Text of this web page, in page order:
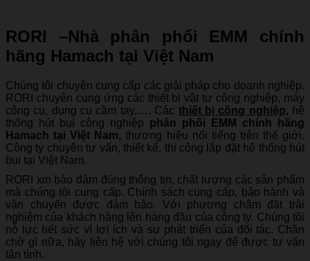
RORI –Nhà phân phối EMM chính
hãng Hamach tại Việt Nam
Chúng tôi chuyên cung cấp các giải pháp cho doanh nghiệp.
RORI chuyên cung ứng các thiết bị vật tư công nghiệp, máy
công cụ, dụng cụ cầm tay,…. Các thiết bị công nghiệp, hệ
thống hút bụi công nghiệp phân phối EMM chính hãng
Hamach tại Việt Nam, thương hiệu nổi tiếng trên thế giới.
Công ty chuyên tư vấn, thiết kế, thi công lắp đặt hệ thống hút
bụi tại Việt Nam.
RORI xin bảo đảm đúng thông tin, chất lượng các sản phẩm
mà chúng tôi cung cấp. Chính sách cung cấp, bảo hành và
vận chuyển được đảm bảo. Với phương châm đặt trải
nghiệm của khách hàng lên hàng đầu của công ty. Chúng tôi
nỗ lực hết sức vì lợi ích và sự phát triển của đối tác. Chần
chờ gì nữa, hãy liên hệ với chúng tôi ngay để được tư vấn
tận tình.